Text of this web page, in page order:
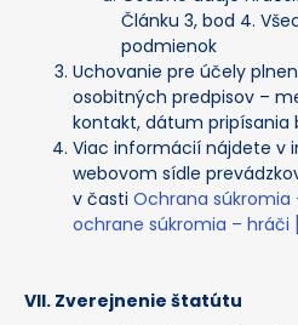
Článku 3, bod 4.
podmienok
Uchovanie pre účely
osobitných predpisov –
kontakt, dátum pripísania
Viac informácií nájdete v
webovom sídle
v časti Ochrana súkromia
ochrane súkromia – hráči
VII. Zverejnenie štatútu